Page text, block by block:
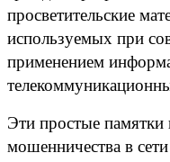
просветительские
используемых при
применением
Эти простые памятки
мошенничества в